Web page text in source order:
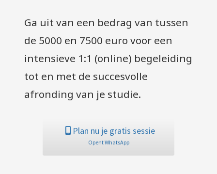
Ga uit van een bedrag van tussen
de 5000 en 7500 euro voor een
intensieve 1:1 (online) begeleiding
tot en met de succesvolle
afronding van je studie.
Plan nu je gratis sessie
Opent WhatsApp